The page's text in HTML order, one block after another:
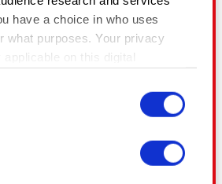
have a choice in who uses
what purposes. Your privacy
applicable on this digital
or withdraw your consent any
Declaration or by clicking
되는 모든 콘텐츠(위반 콘
삭제하기 위해 최선을 다
써 이 목표에 동참하실 수
제공하는 신고 도구 이용